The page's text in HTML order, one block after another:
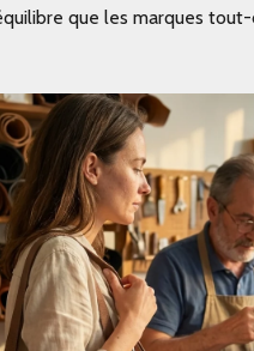
que les marques